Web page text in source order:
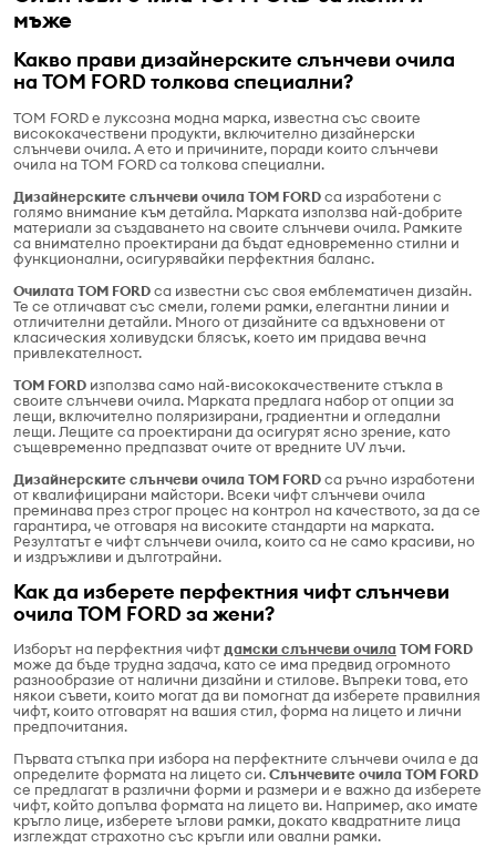
мъже
Какво прави дизайнерските слънчеви очила
на TOM FORD толкова специални?
TOM FORD е луксозна модна марка, известна със своите
висококачествени продукти, включително дизайнерски
слънчеви очила. А ето и причините, поради които слънчеви
очила на TOM FORD са толкова специални.
Дизайнерските слънчеви очила TOM FORDса изработени с
голямо внимание към детайла. Марката използва най-добрите
материали за създаването на своите слънчеви очила. Рамките
са внимателно проектирани да бъдат едновременно стилни и
функционални, осигурявайки перфектния баланс.
Очилата TOM FORDса известни със своя емблематичен дизайн.
Те се отличават със смели, големи рамки, елегантни линии и
отличителни детайли. Много от дизайните са вдъхновени от
класическия холивудски блясък, което им придава вечна
привлекателност.
TOM FORD използва само най-висококачествените стъкла в
своите слънчеви очила. Марката предлага набор от опции за
лещи, включително поляризирани, градиентни и огледални
лещи. Лещите са проектирани да осигурят ясно зрение, като
същевременно предпазват очите от вредните UV лъчи.
Дизайнерските слънчеви очила TOM FORDса ръчно изработени
от квалифицирани майстори. Всеки чифт слънчеви очила
преминава през строг процес на контрол на качеството, за да се
гарантира, че отговаря на високите стандарти на марката.
Резултатът е чифт слънчеви очила, които са не само красиви, но
и издръжливи и дълготрайни.
Как да изберете перфектния чифт слънчеви
очила TOM FORD за жени?
Изборът на перфектния чифтдамски слънчеви очилаTOM FORD
може да бъде трудна задача, като се има предвид огромното
разнообразие от налични дизайни и стилове. Въпреки това, ето
някои съвети, които могат да ви помогнат да изберете правилния
чифт, които отговарят на вашия стил, форма на лицето и лични
предпочитания.
Първата стъпка при избора на перфектните слънчеви очила е да
определите формата на лицето си.Слънчевите очила TOM FORD
се предлагат в различни форми и размери и е важно да изберете
чифт, който допълва формата на лицето ви. Например, ако имате
кръгло лице, изберете ъглови рамки, докато квадратните лица
изглеждат страхотно със кръгли или овални рамки.